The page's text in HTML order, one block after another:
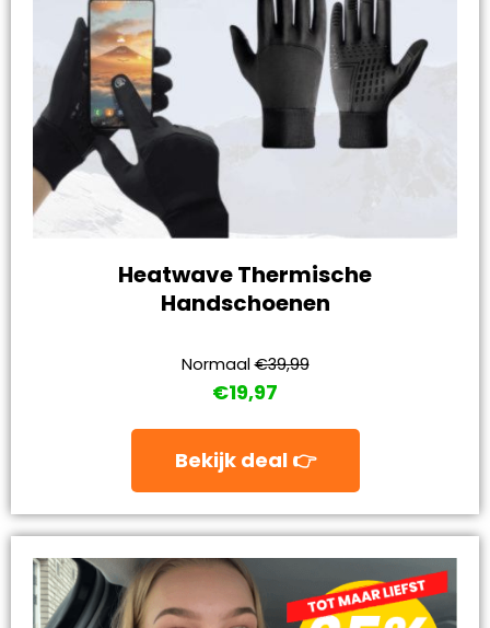
Heatwave Thermische
Handschoenen
Normaal€39,99
€19,97
Bekijk deal 👉